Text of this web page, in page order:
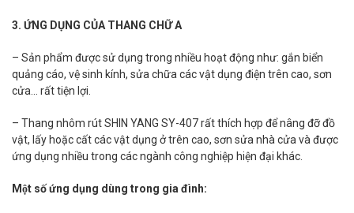
3. ỨNG DỤNG CỦA THANG CHỮ A
– Sản phẩm được sử dụng trong nhiều hoạt động như: gắn biển
quảng cáo, vệ sinh kính, sửa chữa các vật dụng điện trên cao, sơn
cửa… rất tiện lợi.
– Thang nhôm rút SHIN YANG SY-407 rất thích hợp để nâng đỡ đồ
vật, lấy hoặc cất các vật dụng ở trên cao, sơn sửa nhà cửa và được
ứng dụng nhiều trong các ngành công nghiệp hiện đại khác.
Một số ứng dụng dùng trong gia đình: